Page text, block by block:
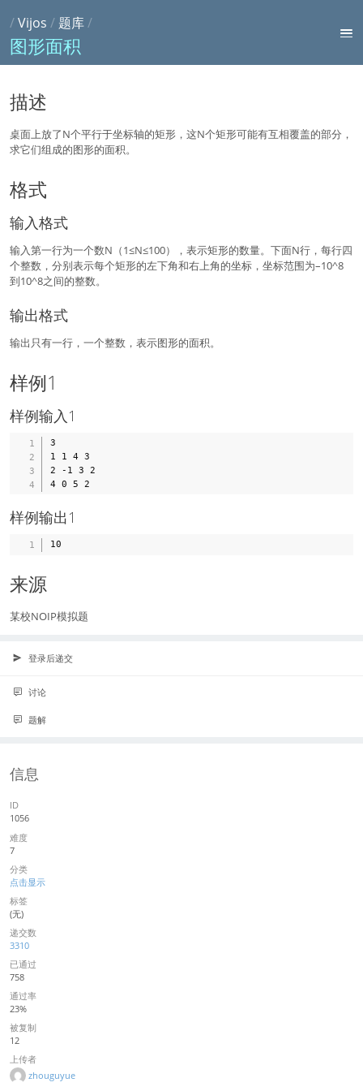
/Vijos / 题库/
图形面积
描述
桌面上放了N个平行于坐标轴的矩形，这N个矩形可能有互相覆盖的部分，
求它们组成的图形的面积。
格式
输入格式
输入第一行为一个数N（1≤N≤100），表示矩形的数量。下面N行，每行四
个整数，分别表示每个矩形的左下角和右上角的坐标，坐标范围为–10^8
到10^8之间的整数。
输出格式
输出只有一行，一个整数，表示图形的面积。
样例1
样例输入1
3
1 1 4 3
2 -1 3 2
样例输出1
来源
某校NOIP模拟题
登录后递交
讨论
题解
信息
ID
1056
难度
7
分类
点击显示
标签
(无)
递交数
3310
已通过
758
通过率
23%
被复制
12
上传者
zhouguyue